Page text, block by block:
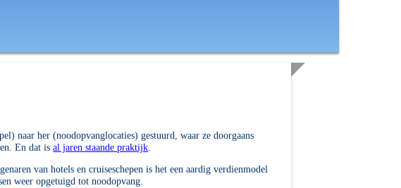
naar her (noodopvanglocaties) gestuurd, waar ze doorgaans
En dat isal jaren staande praktijk
van hotels en cruiseschepen is het een aardig verdienmodel
weer opgetuigd tot noodopvang.